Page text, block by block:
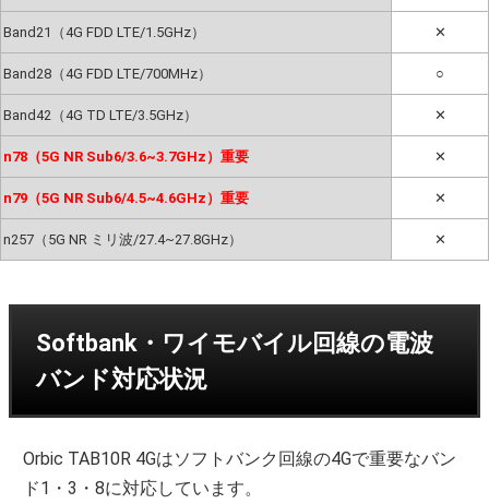
Band21（4G FDD LTE/1.5GHz） ✕
Band28（4G FDD LTE/700MHz） ○
Band42（4G TD LTE/3.5GHz） ✕
n78（5G NR Sub6/3.6~3.7GHz）重要 ✕
n79（5G NR Sub6/4.5~4.6GHz）重要 ✕
n257（5G NR ミリ波/27.4~27.8GHz） ✕
Softbank・ワイモバイル回線の電波
バンド対応状況
Orbic TAB10R 4Gはソフトバンク回線の4Gで重要なバン
ド1・3・8に対応しています。